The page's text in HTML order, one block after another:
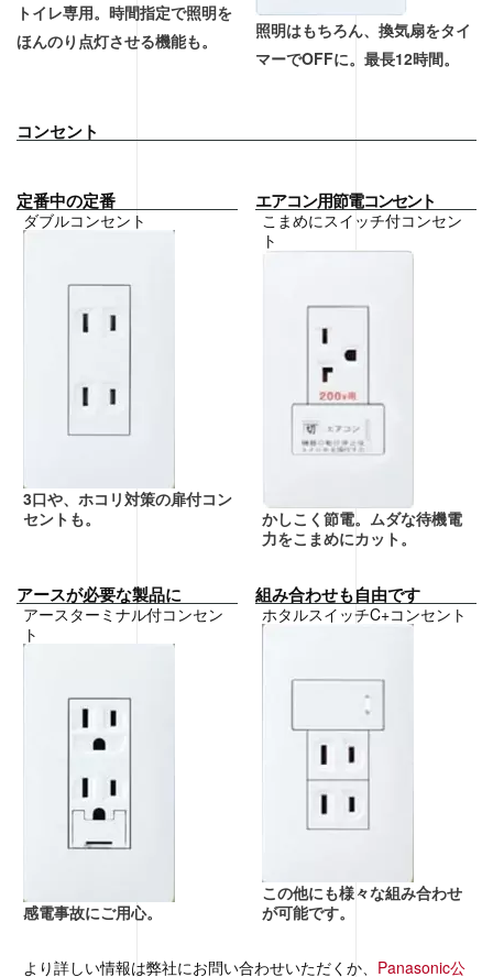
トイレ専用。時間指定で照明を
ほんのり点灯させる機能も。
照明はもちろん、換気扇をタイ
マーでOFFに。最長12時間。
コンセント
定番中の定番
ダブルコンセント
3口や、ホコリ対策の扉付コン
セントも。
エアコン用節電コンセント
こまめにスイッチ付コンセン
ト
かしこく節電。ムダな待機電
力をこまめにカット。
アースが必要な製品に
アースターミナル付コンセン
ト
感電事故にご用心。
組み合わせも自由です
ホタルスイッチC+コンセント
この他にも様々な組み合わせ
が可能です。
より詳しい情報は弊社にお問い合わせいただくか、 Panasonic公